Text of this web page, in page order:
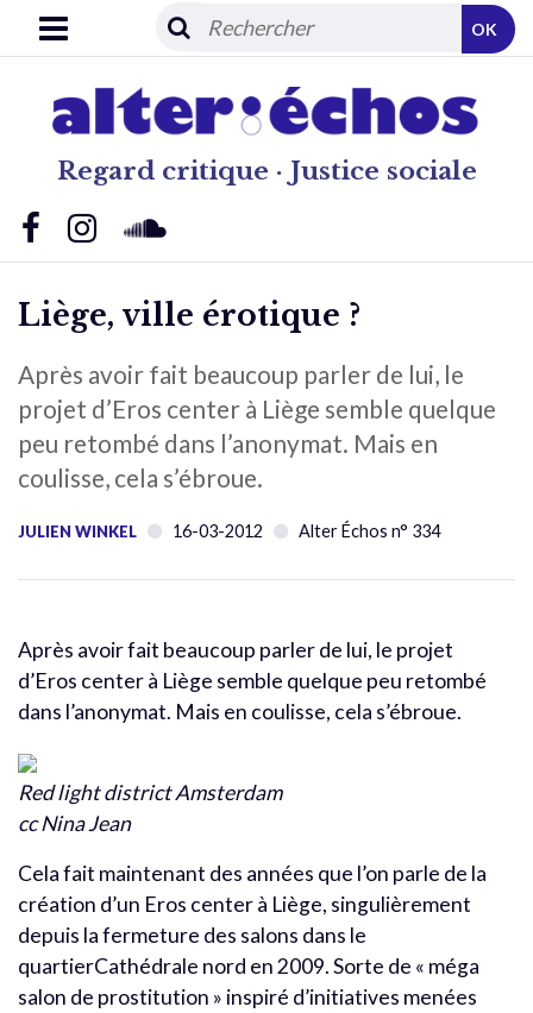
Regard critique · Justice sociale
OK
Liège, ville érotique ?
Après avoir fait beaucoup parler de lui, le
projet d’Eros center à Liège semble quelque
peu retombé dans l’anonymat. Mais en
coulisse, cela s’ébroue.
JULIEN WINKEL 16-03-2012 Alter Échos n° 334
Après avoir fait beaucoup parler de lui, le projet
d’Eros center à Liège semble quelque peu retombé
dans l’anonymat. Mais en coulisse, cela s’ébroue.
Red light district Amsterdam
cc Nina Jean
Cela fait maintenant des années que l’on parle de la
création d’un Eros center à Liège, singulièrement
depuis la fermeture des salons dans le
quartierCathédrale nord en 2009. Sorte de « méga
salon de prostitution » inspiré d’initiatives menées